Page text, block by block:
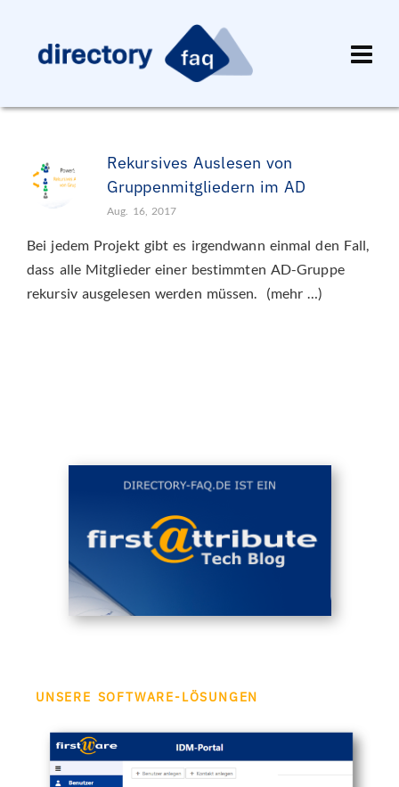
Rekursives Auslesen von
Gruppenmitgliedern im AD
Aug. 16, 2017
Bei jedem Projekt gibt es irgendwann einmal den Fall,
dass alle Mitglieder einer bestimmten AD-Gruppe
rekursiv ausgelesen werden müssen. (mehr …)
UNSERE SOFTWARE-LÖSUNGEN